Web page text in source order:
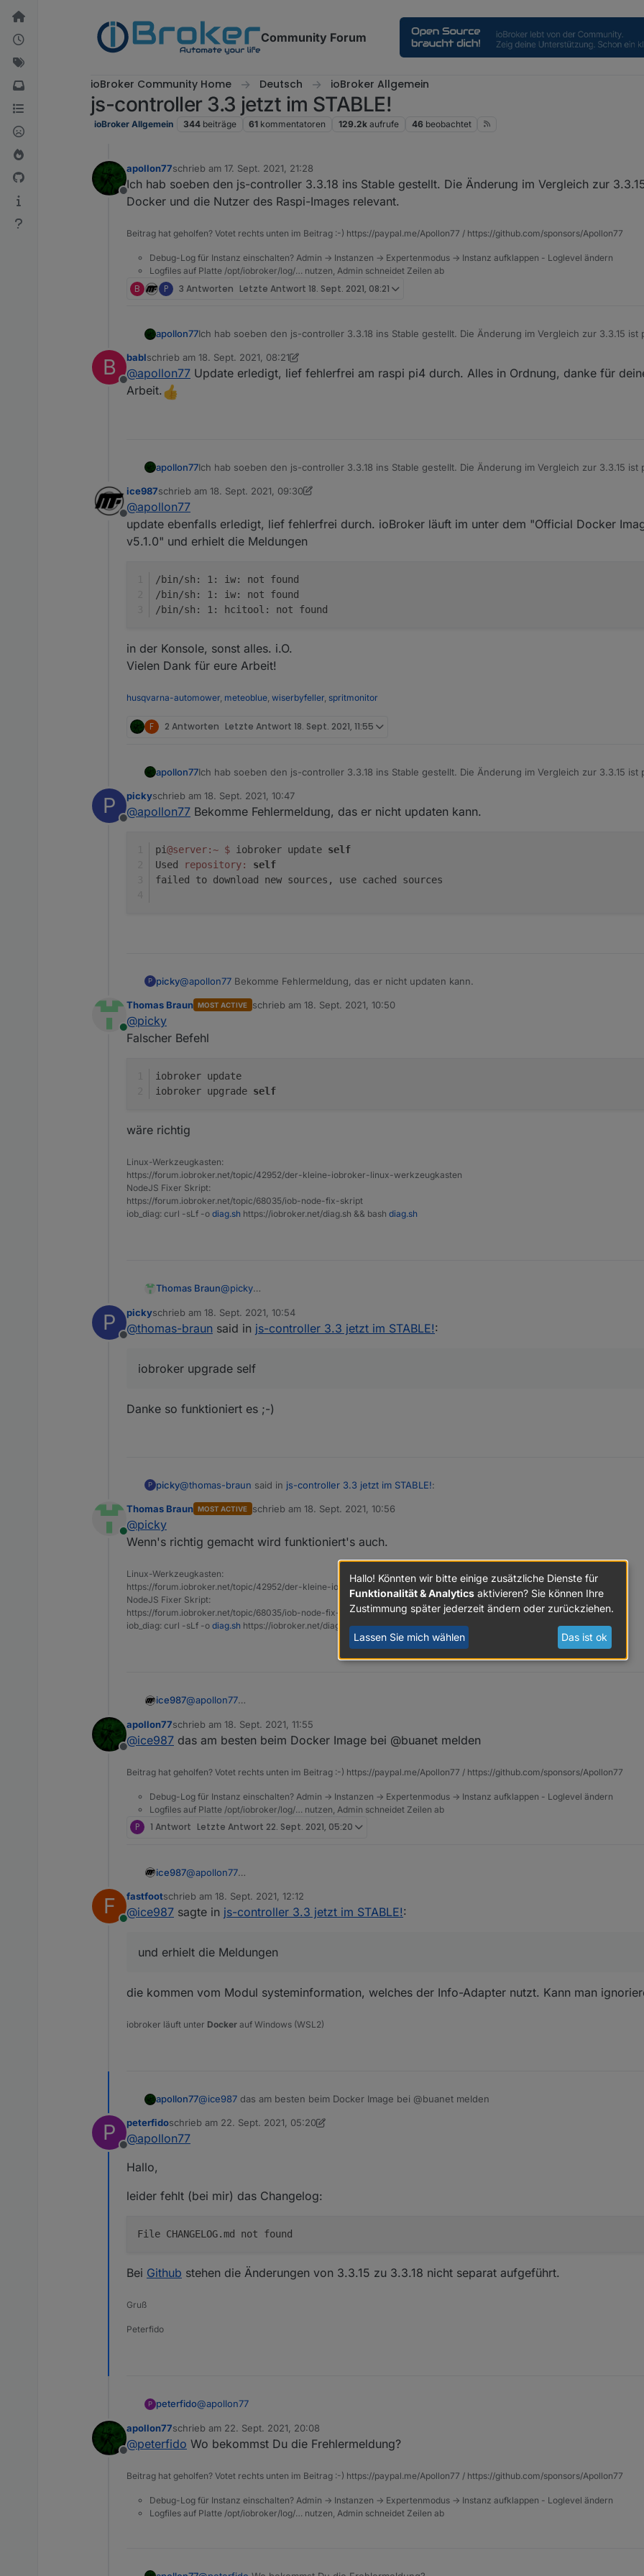
Weiter zum Inhalt
Community Forum
ioBroker Community Home Deutsch ioBroker Allgemein
js-controller 3.3 jetzt im STABLE!
ioBroker Allgemein 344 beiträge 61 kommentatoren 129.2k aufrufe 46 beobachtet
Offline
apollon77schrieb am 17. Sept. 2021, 21:28
zuletzt editiert von
Ich hab soeben den js-controller 3.3.18 ins Stable gestellt. Die Änderung im Vergleich zur
Docker und die Nutzer des Raspi-Images relevant.
Beitrag hat geholfen? Votet rechts unten im Beitrag :-) https://paypal.me/Apollon77 / https://github.com/sponsors/Apollon77
Debug-Log für Instanz einschalten? Admin -> Instanzen -> Expertenmodus -> Instanz aufklappen - Loglevel ändern
Logfiles auf Platte /opt/iobroker/log/… nutzen, Admin schneidet Zeilen ab
B P 3 Antworten Letzte Antwort 18. Sept. 2021, 08:21
apollon77Ich hab soeben den js-controller 3.3.18 ins Stable gestellt. Die Änderung im Vergleich zur 3.3.15 ist
B
Offline
bablschrieb am 18. Sept. 2021, 08:21
zuletzt editiert von babl
@apollon77 Update erledigt, lief fehlerfrei am raspi pi4 durch. Alles in Ordnung, danke für
Arbeit.
apollon77Ich hab soeben den js-controller 3.3.18 ins Stable gestellt. Die Änderung im Vergleich zur 3.3.15 ist
Offline
ice987schrieb am 18. Sept. 2021, 09:30
zuletzt editiert von ice987
@apollon77
update ebenfalls erledigt, lief fehlerfrei durch. ioBroker läuft im unter dem "Official Docker
v5.1.0" und erhielt die Meldungen
/bin/sh: 1: iw: not found
/bin/sh: 1: iw: not found
/bin/sh: 1: hcitool: not found
in der Konsole, sonst alles. i.O.
Vielen Dank für eure Arbeit!
husqvarna-automower meteoblue wiserbyfeller spritmonitor
F 2 Antworten Letzte Antwort 18. Sept. 2021, 11:55
apollon77Ich hab soeben den js-controller 3.3.18 ins Stable gestellt. Die Änderung im Vergleich zur 3.3.15 ist
P
Offline
pickyschrieb am 18. Sept. 2021, 10:47
zuletzt editiert von
@apollon77 Bekomme Fehlermeldung, das er nicht updaten kann.
pi@server:~ $ iobroker update self
Used
repository:
self
failed to download new sources, use cached sources
P picky@apollon77 Bekomme Fehlermeldung, das er nicht updaten kann.
pi@server:~ $ iobroker update self
failed to download new sources, use cached sources
Online
Thomas Braun MOST ACTIVE schrieb am 18. Sept. 2021, 10:50
zuletzt editiert von
@picky
Falscher Befehl
iobroker update
iobroker upgrade self
wäre richtig
Linux-Werkzeugkasten:
https://forum.iobroker.net/topic/42952/der-kleine-iobroker-linux-werkzeugkasten
NodeJS Fixer Skript:
https://forum.iobroker.net/topic/68035/iob-node-fix-skript
iob_diag: curl -sLf -o diag.sh https://iobroker.net/diag.sh && bash diag.sh
Thomas Braun@picky
iobroker update
P
Offline
pickyschrieb am 18. Sept. 2021, 10:54
zuletzt editiert von
@thomas-braun said in js-controller 3.3 jetzt im STABLE!:
iobroker upgrade self
Danke so funktioniert es ;-)
P picky@thomas-braun said in js-controller 3.3 jetzt im STABLE!:
Online
Thomas Braun MOST ACTIVE schrieb am 18. Sept. 2021, 10:56
zuletzt editiert von
@picky
Wenn's richtig gemacht wird funktioniert's auch.
Linux-Werkzeugkasten:
https://forum.iobroker.net/topic/42952/der-kleine-iobroker-linux-werkzeugkasten
NodeJS Fixer Skript:
https://forum.iobroker.net/topic/68035/iob-node-fix-skript
iob_diag: curl -sLf -o diag.sh https://iobroker.net/diag.sh && bashdiag.sh
ice987@apollon77
erhielt die Meldungen
/bin/sh: 1: iw: not found
/bin/sh: 1: iw: not found
Vielen Dank für eure Arbeit!
Offline
apollon77schrieb am 18. Sept. 2021, 11:55
zuletzt editiert von
@ice987 das am besten beim Docker Image bei @buanet melden
Beitrag hat geholfen? Votet rechts unten im Beitrag :-) https://paypal.me/Apollon77 / https://github.com/sponsors/Apollon77
Debug-Log für Instanz einschalten? Admin -> Instanzen -> Expertenmodus -> Instanz aufklappen - Loglevel ändern
Logfiles auf Platte /opt/iobroker/log/… nutzen, Admin schneidet Zeilen ab
P 1 Antwort Letzte Antwort 22. Sept. 2021, 05:20
ice987@apollon77
erhielt die Meldungen
/bin/sh: 1: iw: not found
/bin/sh: 1: iw: not found
F
Online
fastfootschrieb am 18. Sept. 2021, 12:12
zuletzt editiert von
@ice987 sagte in js-controller 3.3 jetzt im STABLE!:
und erhielt die Meldungen
die kommen vom Modul systeminformation, welches der Info-Adapter nutzt. Kann man
iobroker läuft unter Docker auf Windows (WSL2)
apollon77@ice987 das am besten beim Docker Image bei @buanet melden
P
Offline
peterfidoschrieb am 22. Sept. 2021, 05:20
zuletzt editiert von peterfido
@apollon77
Hallo,
leider fehlt (bei mir) das Changelog:
Bei Github stehen die Änderungen von 3.3.15 zu 3.3.18 nicht separat aufgeführt.
Gruß
Peterfido
P peterfido@apollon77
Hallo,
BeiGithubstehen die Änderungen von 3.3.15 zu 3.3.18 nicht separat aufgeführt.
Offline
apollon77schrieb am 22. Sept. 2021, 20:08
zuletzt editiert von
@peterfido Wo bekommst Du die Frehlermeldung?
Beitrag hat geholfen? Votet rechts unten im Beitrag :-) https://paypal.me/Apollon77 / https://github.com/sponsors/Apollon77
Debug-Log für Instanz einschalten? Admin -> Instanzen -> Expertenmodus -> Instanz aufklappen - Loglevel ändern
Logfiles auf Platte /opt/iobroker/log/… nutzen, Admin schneidet Zeilen ab
Hallo! Könnten wir bitte einige zusätzliche Dienste für
Funktionalität & Analytics aktivieren? Sie können Ihre
Zustimmung später jederzeit ändern oder zurückziehen.
Lassen Sie mich wählen Das ist ok